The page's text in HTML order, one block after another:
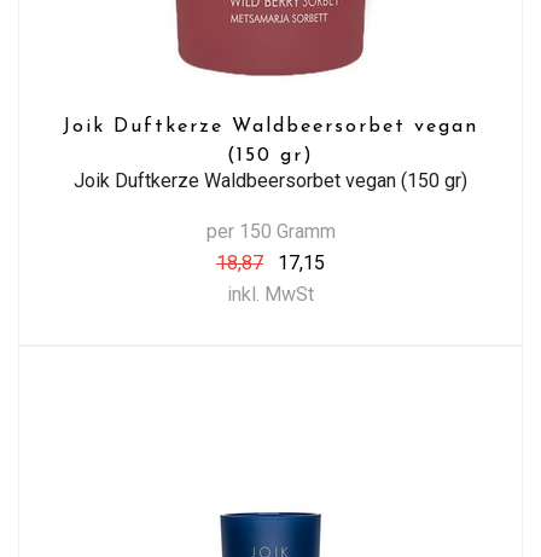
Joik Duftkerze Waldbeersorbet vegan
(150 gr)
Joik Duftkerze Waldbeersorbet vegan (150 gr)
per 150 Gramm
18,87
17,15
inkl. MwSt